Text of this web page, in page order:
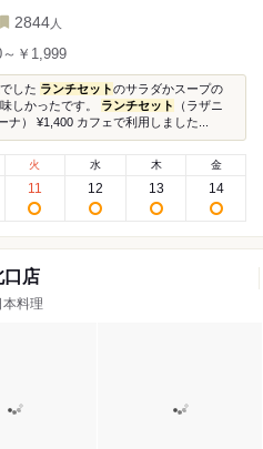
2844 人
～￥1,999
した ランチセットのサラダかスープの
しかったです。 ランチセット
（ラザニ
ナ） ¥1,400 カフェで利用しました...
火
11
水
12
木
13
金
14
口店
料理